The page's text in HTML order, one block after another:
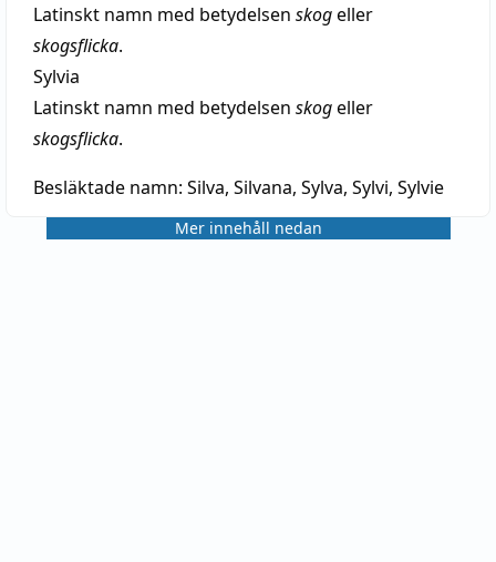
Latinskt namn med betydelsen skogeller
skogsflicka.
Sylvia
Latinskt namn med betydelsen skogeller
skogsflicka.
Besläktade namn: Silva, Silvana, Sylva, Sylvi, Sylvie
Mer innehåll nedan